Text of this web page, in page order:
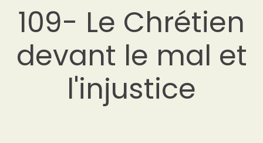
109- Le Chrétien
devant le mal et
l'injustice